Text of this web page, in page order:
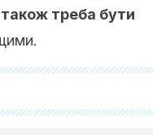
треба бути